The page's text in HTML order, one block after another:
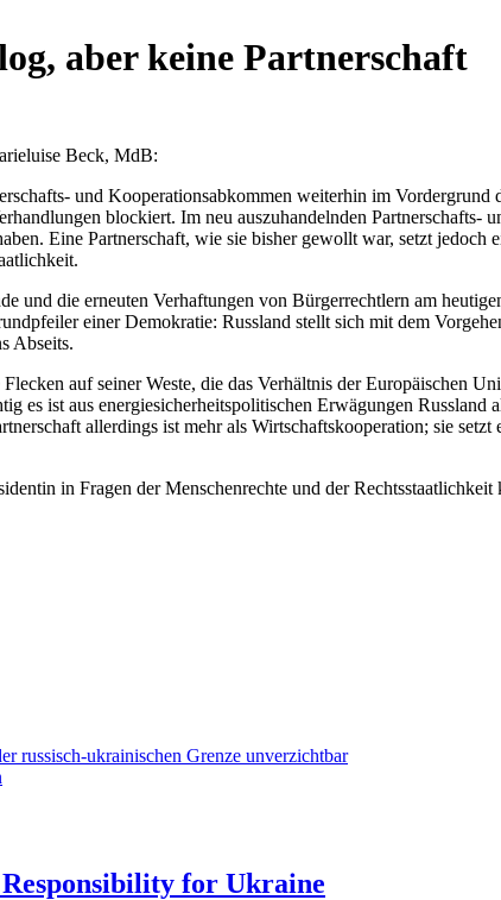
aber keine Partnerschaft
Beck, MdB:
und Kooperationsabkommen weiterhin im Vordergrund
blockiert. Im neu auszuhandelnden
Eine Partnerschaft, wie sie bisher gewollt war, setzt
und die erneuten Verhaftungen von Bürgerrechtlern am
einer Demokratie: Russland stellt sich mit dem
Abseits.
auf seiner Weste, die das Verhältnis der Europäischen
es ist aus energiesicherheitspolitischen Erwägungen
allerdings ist mehr als Wirtschaftskooperation; sie
in Fragen der Menschenrechte und der
russisch-ukrainischen Grenze unverzichtbar
for Ukraine